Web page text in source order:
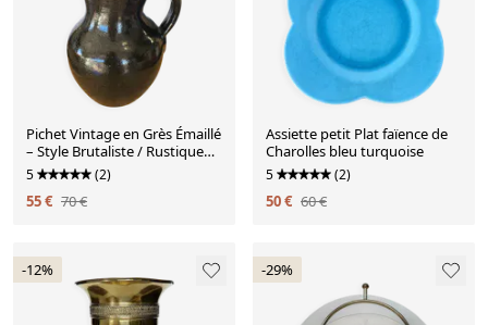
Pichet Vintage en Grès Émaillé
– Style Brutaliste / Rustique
Chic
5 (2)
55 € 70 €
Assiette petit Plat faïence de
Charolles bleu turquoise
5 (2)
50 € 60 €
-12% -29%